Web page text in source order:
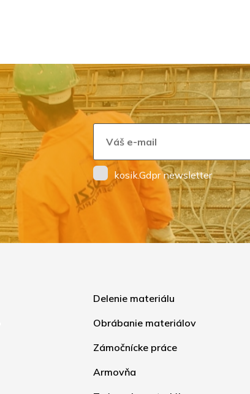
kosik.Gdpr newsletter
Delenie materiálu
Obrábanie materiálov
Zámočnícke práce
Armovňa